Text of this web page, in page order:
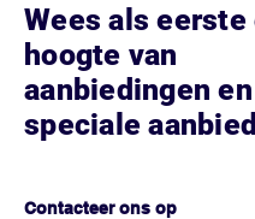
Wees als eerste
hoogte van
aanbiedingen en
speciale
Contacteer ons op